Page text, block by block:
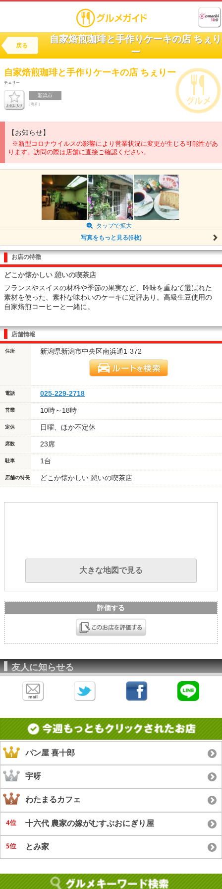
戻る
自家焙煎珈琲と手作りケーキの店 ちぇり
ー
自家焙煎珈琲と手作りケーキの店 ちぇりー
チェリー
新潟市
[ 喫茶 ]
【お知らせ】
※新型コロナウイルスの影響により営業状況に変更が生じる可能性があ
ります。訪問の際は店舗に直接ご確認ください。
タップで拡大
写真をもっと見る(6枚)
お店の特徴
どこか懐かしい 憩いの喫茶店
フランスやスイスの材料や季節の果実など、吟味を重ねて選ばれた
素材を使った、素朴な味わいのケーキに定評あり。高級生豆使用の
自家焙煎コーヒーと一緒に。
店舗情報
住所 新潟県新潟市中央区南浜通1-372
電話 025-229-2718
営業 10時～18時
定休 日曜、ほか不定休
席数 23席
駐車 1台
店舗の特長 どこか懐かしい 憩いの喫茶店
大きな地図で見る
評価する
友人に知らせる
パン屋 喜十郎
宇呀
わたまるカフェ
十六代 農家の嫁がむすぶおにぎり屋
とみ家